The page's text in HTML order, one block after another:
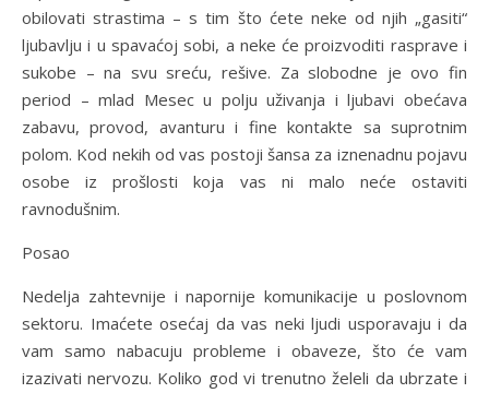
obilovati strastima – s tim što ćete neke od njih „gasiti“
ljubavlju i u spavaćoj sobi, a neke će proizvoditi rasprave i
sukobe – na svu sreću, rešive. Za slobodne je ovo fin
period – mlad Mesec u polju uživanja i ljubavi obećava
zabavu, provod, avanturu i fine kontakte sa suprotnim
polom. Kod nekih od vas postoji šansa za iznenadnu pojavu
osobe iz prošlosti koja vas ni malo neće ostaviti
ravnodušnim.
Posao
Nedelja zahtevnije i napornije komunikacije u poslovnom
sektoru. Imaćete osećaj da vas neki ljudi usporavaju i da
vam samo nabacuju probleme i obaveze, što će vam
izazivati nervozu. Koliko god vi trenutno želeli da ubrzate i